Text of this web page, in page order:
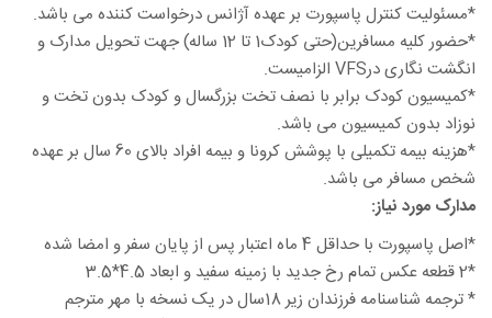
*مسئولیت کنترل پاسپورت بر عهده آژانس درخواست کننده می باشد.
*حضور کلیه مسافرین(حتی کودک1 تا 12 ساله) جهت تحویل مدارک و
انگشت نگاری درVFS الزامیست.
*کمیسیون کودک برابر با نصف تخت بزرگسال و کودک بدون تخت و
نوزاد بدون کمیسیون می باشد.
*هزینه بیمه تکمیلی با پوشش کرونا و بیمه افراد بالای 60 سال بر عهده
شخص مسافر می باشد.
مدارک مورد نیاز:
*اصل پاسپورت با حداقل 4 ماه اعتبار پس از پایان سفر و امضا شده
*2 قطعه عکس تمام رخ جدید با زمینه سفید و ابعاد 4.5*3.5
* ترجمه شناسنامه فرزندان زیر 18سال در یک نسخه با مهر مترجم